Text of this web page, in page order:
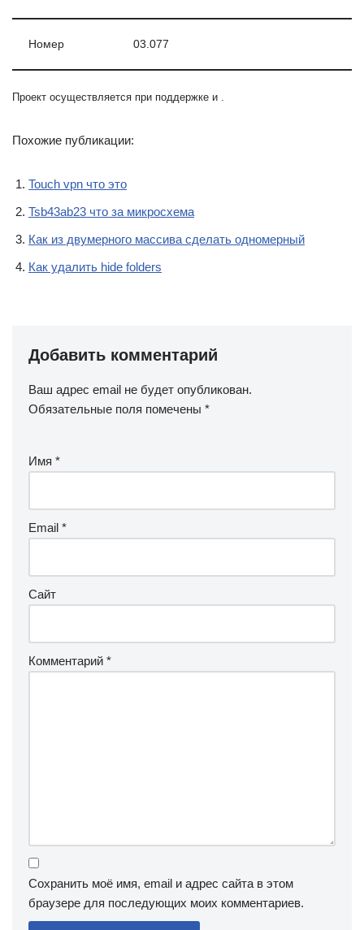
Номер 03.077
Проект осуществляется при поддержке и .
Похожие публикации:
Touch vpn что это
Tsb43ab23 что за микросхема
Как из двумерного массива сделать одномерный
Как удалить hide folders
Добавить комментарий
Ваш адрес email не будет опубликован.
Обязательные поля помечены *
Имя *
Email *
Сайт
Комментарий *
Сохранить моё имя, email и адрес сайта в этом
браузере для последующих моих комментариев.